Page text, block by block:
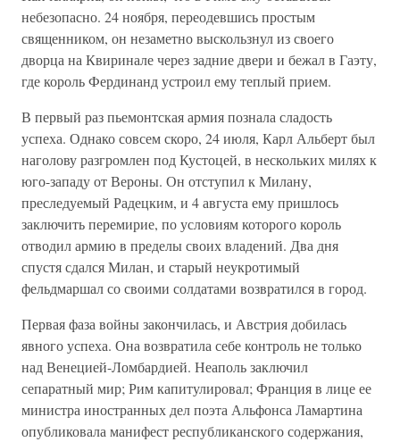
небезопасно. 24 ноября, переодевшись простым
священником, он незаметно выскользнул из своего
дворца на Квиринале через задние двери и бежал в Гаэту,
где король Фердинанд устроил ему теплый прием.
В первый раз пьемонтская армия познала сладость
успеха. Однако совсем скоро, 24 июля, Карл Альберт был
наголову разгромлен под Кустоцей, в нескольких милях к
юго-западу от Вероны. Он отступил к Милану,
преследуемый Радецким, и 4 августа ему пришлось
заключить перемирие, по условиям которого король
отводил армию в пределы своих владений. Два дня
спустя сдался Милан, и старый неукротимый
фельдмаршал со своими солдатами возвратился в город.
Первая фаза войны закончилась, и Австрия добилась
явного успеха. Она возвратила себе контроль не только
над Венецией-Ломбардией. Неаполь заключил
сепаратный мир; Рим капитулировал; Франция в лице ее
министра иностранных дел поэта Альфонса Ламартина
опубликовала манифест республиканского содержания,